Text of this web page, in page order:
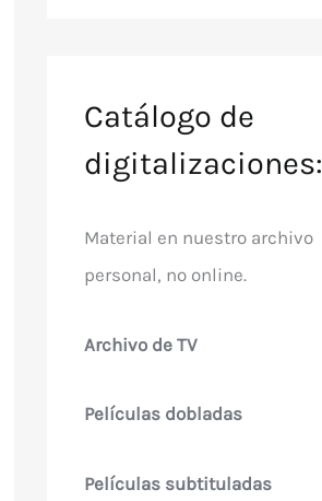
Catálogo de
digitalizaciones:
Material en nuestro archivo
personal, no online.
Archivo de TV
Películas dobladas
Películas subtituladas